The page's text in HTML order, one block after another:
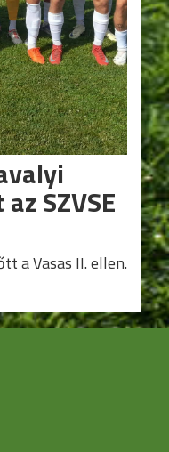
SZVSE
a Vasas II. ellen.